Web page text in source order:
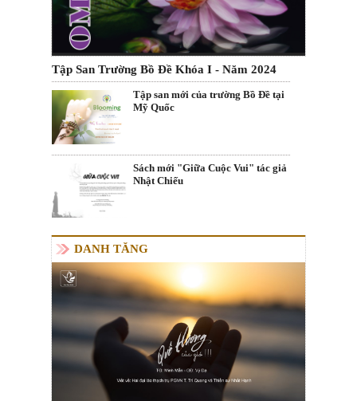
Tập San Trường Bồ Đề Khóa I - Năm 2024
Tập san mới của trường Bồ Đề tại
Mỹ Quốc
Sách mới "Giữa Cuộc Vui" tác giả
Nhật Chiếu
DANH TĂNG